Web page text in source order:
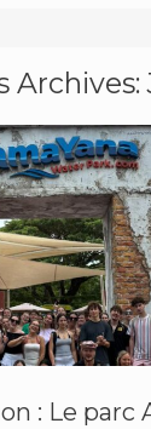
Archives:
: Le parc